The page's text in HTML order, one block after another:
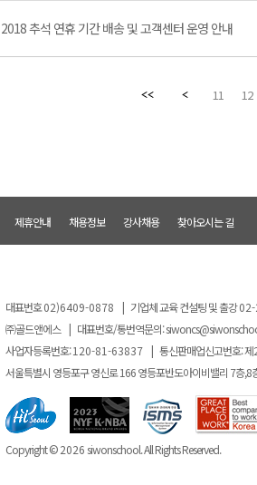
추석 연휴 기간 배송 및 고객센터 운영 안내
11 12
제휴안내 채용정보 강사채용 찾아오시는 길
대표번호02)6409-0878 | 기업체 교육 컨설팅 및 출강
㈜골드앤에스 | 대표번호/통번역문의:
사업자등록번호:120-81-63837 | 통신판매업신고번호: 제
서울특별시 영등포구 영신로 166 영등포반도아이비밸리 7층,8
Copyright ©2026siwonschool. All Rights Reserved.